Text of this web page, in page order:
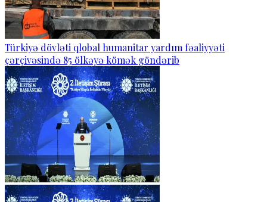
Türkiyə dövləti qlobal humanitar yardım fəaliyyəti
çərçivəsində 85 ölkəyə kömək göndərib